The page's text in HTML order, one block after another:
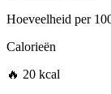
Hoeveelheid per
Calorieën
🔥 20 kcal